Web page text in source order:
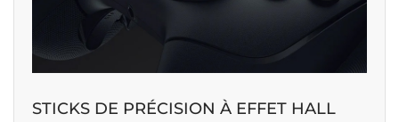
STICKS DE PRÉCISION À EFFET HALL